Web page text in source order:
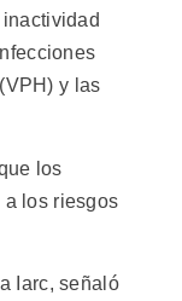
y las
los
a los riesgos
Iarc, señaló